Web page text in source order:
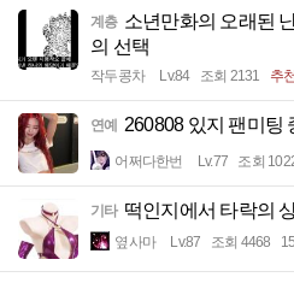
계층 소년만화의 오래된
의 선택
작두콩차 Lv.84 조회 2131 추
연예 260808 있지 팬미팅
어쩌다한번 Lv.77 조회
기타 떡인지에서 타락의
옆사마 Lv.87 조회 4468